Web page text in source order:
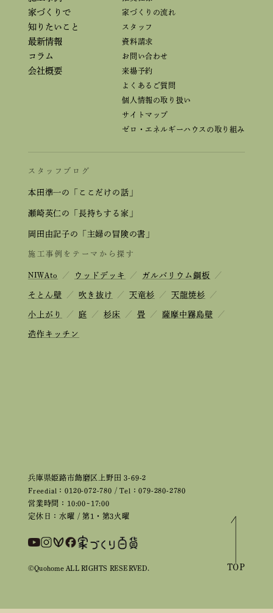
兵庫県姫路市飾磨区上野田 3-69-2
Freedial：0120-072-780 / Tel：079-280-2780
営業時間：10:00~17:00
定休日：水曜 / 第1・第3火曜
家づくりで
知りたいこと
最新情報
コラム
会社概要
家づくりの流れ
スタッフ
資料請求
お問い合わせ
来場予約
よくあるご質問
個人情報の取り扱い
サイトマップ
ゼロ・エネルギーハウスの取り組み
スタッフブログ
本田準一の「ここだけの話」
瀬崎英仁の「長持ちする家」
岡田由記子の「主婦の冒険の書」
施工事例をテーマから探す
NIWAto ／ ウッドデッキ ／ ガルバリウム鋼板 ／
そとん壁 ／ 吹き抜け ／ 天竜杉 ／ 天龍焼杉 ／
小上がり ／ 庭 ／ 杉床 ／ 畳 ／ 薩摩中霧島壁 ／
造作キッチン
©Quohome ALL RIGHTS RESERVED. TOP